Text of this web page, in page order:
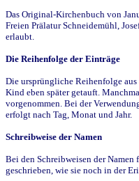
Das Original-Kirchenbuch von
Freien Prälatur Schneidemühl,
erlaubt.
Die Reihenfolge der Einträge
Die ursprüngliche Reihenfolge
Kind eben später getauft.
vorgenommen. Bei der
erfolgt nach Tag, Monat und Jahr.
Schreibweise der Namen
Bei den Schreibweisen der
geschrieben, wie sie noch in der